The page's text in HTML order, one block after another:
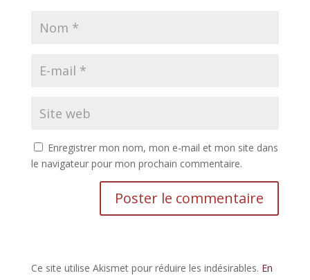
Enregistrer mon nom, mon e-mail et mon site dans
le navigateur pour mon prochain commentaire.
Ce site utilise Akismet pour réduire les indésirables. En